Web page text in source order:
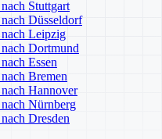
Stuttgart
Düsseldorf
Leipzig
Dortmund
Essen
Bremen
Hannover
Nürnberg
Dresden